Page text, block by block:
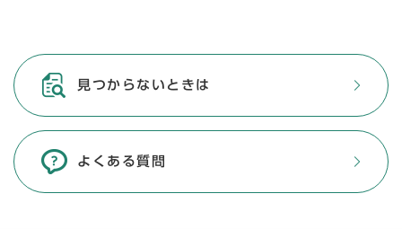
見つからないときは
よくある質問